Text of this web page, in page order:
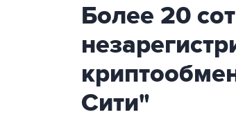
Более 20
Сити"